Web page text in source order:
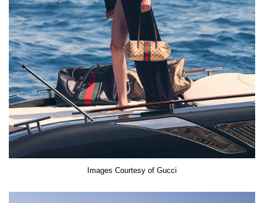
Images Courtesy of Gucci